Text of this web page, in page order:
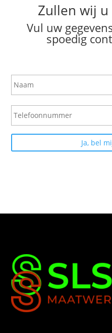
Zullen wij
Vul uw
spoedig
N
a
T
e
o
e